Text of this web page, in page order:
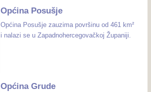
Općina Posušje
Općina Posušje zauzima površinu od 461 km²
i nalazi se u Zapadnohercegovačkoj Županiji.
Općina Grude